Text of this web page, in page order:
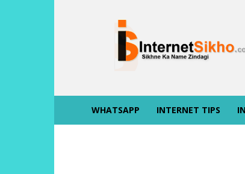
INTERNET
SIKHO
WHATSAPP INTERNET TIPS